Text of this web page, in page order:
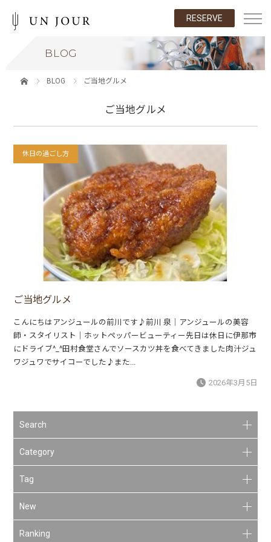
RESERVE
BLOG
BLOG ご当地グルメ
ご当地グルメ
休日の過ごし方
ご当地グルメ
こんにちはアンジュールの前川です♪前川 泉｜アンジュールの美容
師・スタイリスト｜ホットペッパービューティー先日は休日に伊那市
にドライブ^_^田村食堂さんでソースカツ丼を食べてきました肉汁ジュ
ワジュワでサイコーでした♪また...
2026年3月5日
Search
Category
Tag
New
Ranking